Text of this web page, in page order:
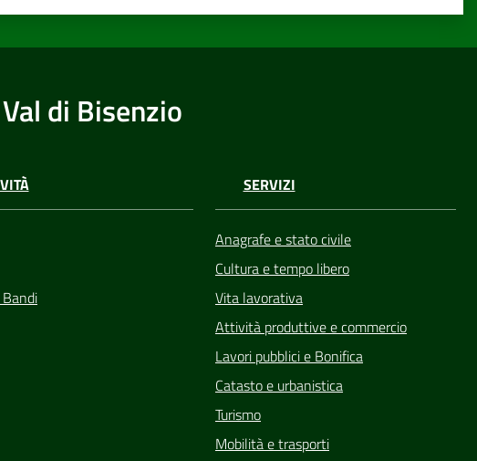
di Bisenzio
SERVIZI
Anagrafe e stato civile
Cultura e tempo libero
Vita lavorativa
Attività produttive e commercio
Lavori pubblici e Bonifica
Catasto e urbanistica
Turismo
Mobilità e trasporti